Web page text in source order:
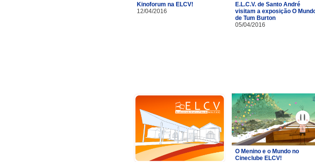
Kinoforum na ELCV!
12/04/2016
E.L.C.V. de Santo André
visitam a exposição O
de Tum Burton
05/04/2016
O Menino e o Mundo no
Cineclube ELCV!